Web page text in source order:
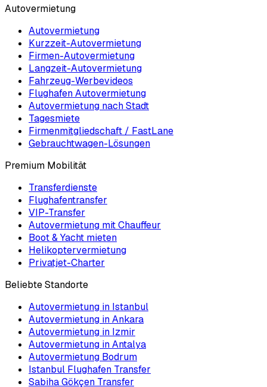
Autovermietung
Autovermietung
Kurzzeit-Autovermietung
Firmen-Autovermietung
Langzeit-Autovermietung
Fahrzeug-Werbevideos
Flughafen Autovermietung
Autovermietung nach Stadt
Tagesmiete
Firmenmitgliedschaft / FastLane
Gebrauchtwagen-Lösungen
Premium Mobilität
Transferdienste
Flughafentransfer
VIP-Transfer
Autovermietung mit Chauffeur
Boot & Yacht mieten
Helikoptervermietung
Privatjet-Charter
Beliebte Standorte
Autovermietung in Istanbul
Autovermietung in Ankara
Autovermietung in Izmir
Autovermietung in Antalya
Autovermietung Bodrum
Istanbul Flughafen Transfer
Sabiha Gökçen Transfer